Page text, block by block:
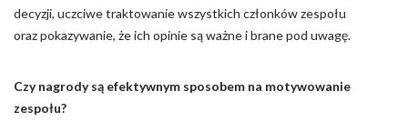
decyzji, uczciwe traktowanie wszystkich członków zespołu
oraz pokazywanie, że ich opinie są ważne i brane pod uwagę.
Czy nagrody są efektywnym sposobem na motywowanie
zespołu?